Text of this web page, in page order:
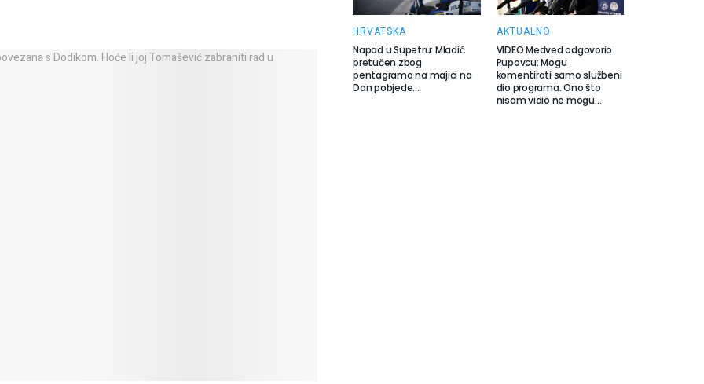
HRVATSKA
Napad u Supetru: Mladić
pretučen zbog
pentagrama na majici na
Dan pobjede…
AKTUALNO
VIDEO Medved odgovorio
Pupovcu: Mogu
komentirati samo službeni
dio programa. Ono što
nisam vidio ne mogu…